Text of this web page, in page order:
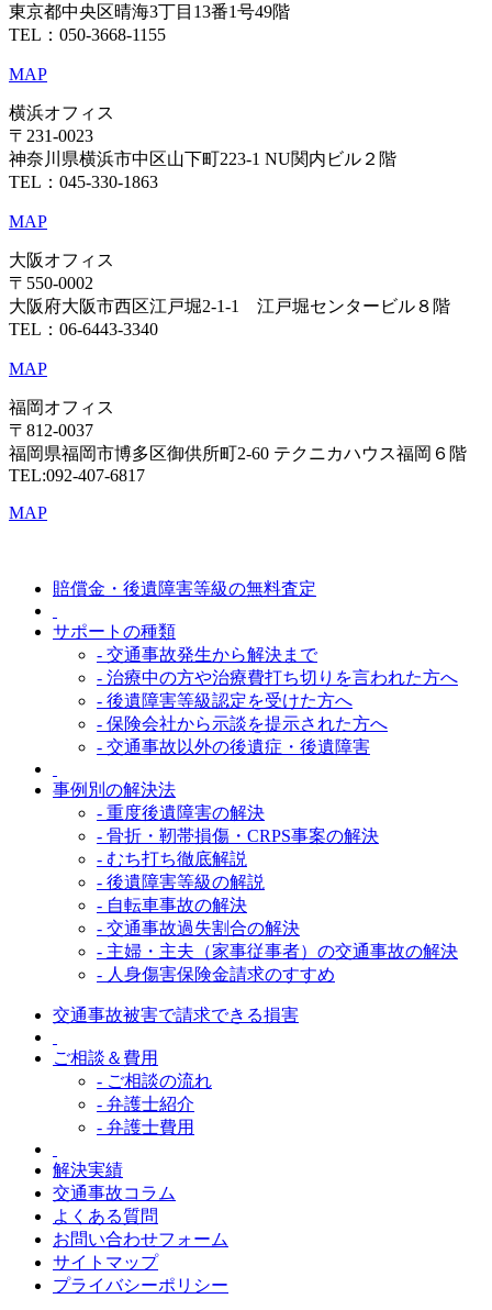
東京都中央区晴海3丁目13番1号49階
TEL：050-3668-1155
MAP
横浜オフィス
〒231-0023
神奈川県横浜市中区山下町223-1 NU関内ビル２階
TEL：045-330-1863
MAP
大阪オフィス
〒550-0002
大阪府大阪市西区江戸堀2-1-1 江戸堀センタービル８階
TEL：06-6443-3340
MAP
福岡オフィス
〒812-0037
福岡県福岡市博多区御供所町2-60 テクニカハウス福岡６階
TEL:092-407-6817
MAP
賠償金・後遺障害等級の無料査定
サポートの種類
- 交通事故発生から解決まで
- 治療中の方や治療費打ち切りを言われた方へ
- 後遺障害等級認定を受けた方へ
- 保険会社から示談を提示された方へ
- 交通事故以外の後遺症・後遺障害
事例別の解決法
- 重度後遺障害の解決
- 骨折・靭帯損傷・CRPS事案の解決
- むち打ち徹底解説
- 後遺障害等級の解説
- 自転車事故の解決
- 交通事故過失割合の解決
- 主婦・主夫（家事従事者）の交通事故の解決
- 人身傷害保険金請求のすすめ
交通事故被害で請求できる損害
ご相談＆費用
- ご相談の流れ
- 弁護士紹介
- 弁護士費用
解決実績
交通事故コラム
よくある質問
お問い合わせフォーム
サイトマップ
プライバシーポリシー